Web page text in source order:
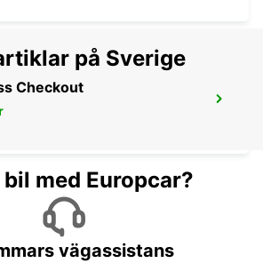
på Sverige
Checkout
med Europcar?
vägassistans